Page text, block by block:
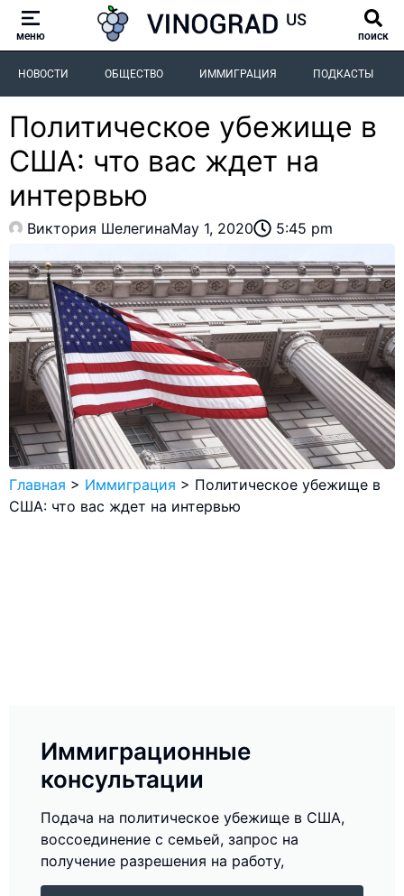
меню поиск
НОВОСТИ ОБЩЕСТВО ИММИГРАЦИЯ ПОДКАСТЫ
Политическое убежище в
США: что вас ждет на
интервью
Виктория ШелегинаMay 1, 2020 5:45 pm
Главная > Иммиграция > Политическое убежище в
США: что вас ждет на интервью
Иммиграционные
консультации
Подача на политическое убежище в США,
воссоединение с семьей, запрос на
получение разрешения на работу,